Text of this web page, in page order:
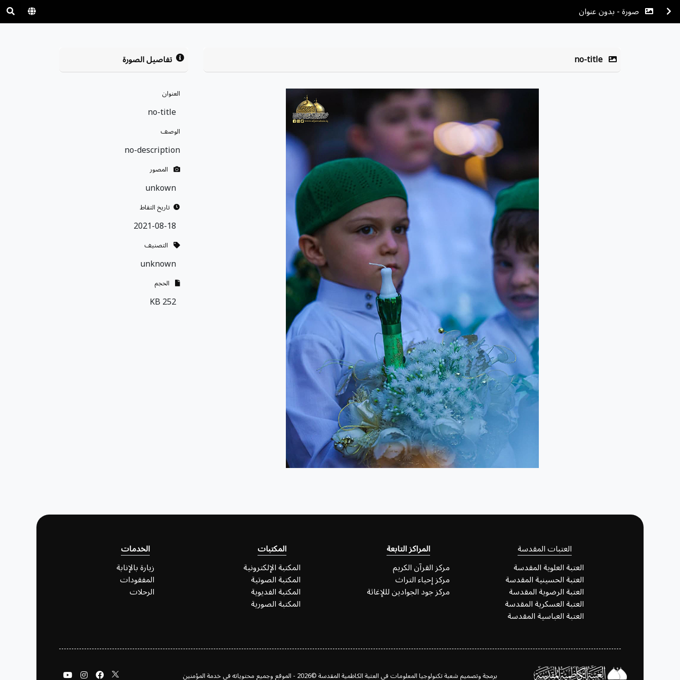
صورة - بدون عنوان
no-title تفاصيل الصورة
العنوان
no-title
الوصف
no-description
المصور
unkown
تاريخ التقاط
2021-08-18
التصنيف
unknown
الحجم
252 KB
العتبات المقدسة
العتبة العلوية المقدسة
العتبة الحسينية المقدسة
العتبة الرضوية المقدسة
العتبة العسكرية المقدسة
العتبة العباسية المقدسة
المراكز التابعة
مركز القرآن الكريم
مركز إحياء التراث
مركز جود الجوادين لللإغاثة
المكتبات
المكتبة الإلكترونية
المكتبة الصوتية
المكتبة الفديوية
المكتبة الصورية
الخدمات
زيارة بالإنابة
المفقودات
الرحلات
برمجة وتصميم شعبة تكنولوجيا المعلومات في العتبة الكاظمية المقدسة ©2026 - الموقع وجميع محتوياته في خدمة المؤمنين